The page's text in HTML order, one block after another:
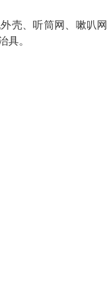
壳、听筒网、嗽叭网
。